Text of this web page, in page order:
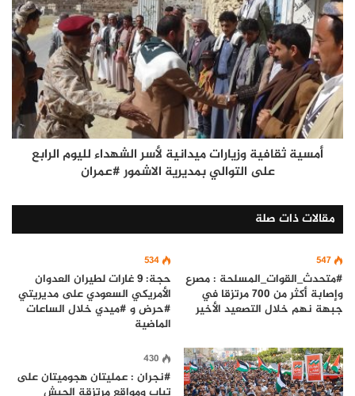
أمسية ثقافية وزيارات ميدانية لأسر الشهداء لليوم الرابع
على التوالي بمديرية الاشمور #عمران
مقالات ذات صلة
547
#متحدث_القوات_المسلحة : مصرع
وإصابة أكثر من 700 مرتزقا في
جبهة نهم خلال التصعيد الأخير
534
حجة: 9 غارات لطيران العدوان
الأمريكي السعودي على مديريتي
#حرض و #ميدي خلال الساعات
الماضية
430
#نجران : عمليتان هجوميتان على